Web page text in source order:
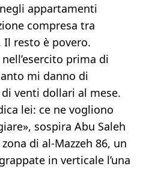
appartamenti
compresa tra
Il resto è povero.
prima di
mi danno di
di venti dollari al mese.
lei: ce ne vogliono
sospira Abu Saleh
di al-Mazzeh 86, un
in verticale l’una